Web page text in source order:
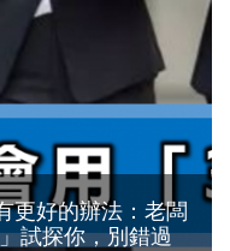
更好的辦法：老闆
試探你，別錯過